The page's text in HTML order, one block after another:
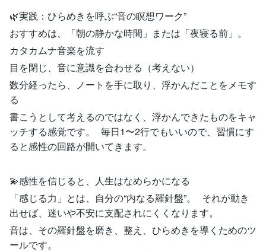
🌿実践：ひらめきを呼ぶ“音の瞑想ワーク”
おすすめは、「朝の静かな時間」または「夜寝る前」。
カタカムナ音楽を流す
目を閉じ、音に意識を合わせる（考えない）
数分経ったら、ノートを手に取り、浮かんだことをメモす
る
書こうとして考えるのではなく、浮かんできたものをキャ
ッチする感覚です。 毎日1〜2行でもいいので、習慣にす
ると感性の回路が開いてきます。
💫感性を信じると、人生はなめらかになる
「感じる力」とは、自分の“内なる羅針盤”。 それが動き
出せば、迷いや不安に支配されにくくなります。
音は、その羅針盤を磨き、整え、ひらめきを導くためのツ
ールです。